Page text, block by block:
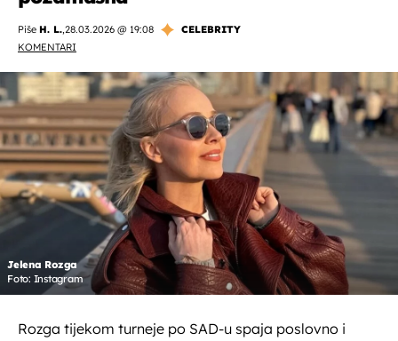
Piše H. L.,28.03.2026 @ 19:08
CELEBRITY
KOMENTARI
Jelena Rozga
Foto: Instagram
Rozga tijekom turneje po SAD-u spaja poslovno i
OMOGUĆI OBAVIJESTI